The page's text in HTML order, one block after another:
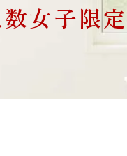
女子限定